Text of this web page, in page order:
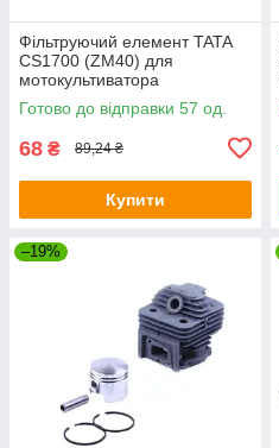
Фільтруючий елемент TATA
CS1700 (ZM40) для
мотокультиватора
Готово до відправки 57 од.
68 ₴ 89,24 ₴
Купити
–19%